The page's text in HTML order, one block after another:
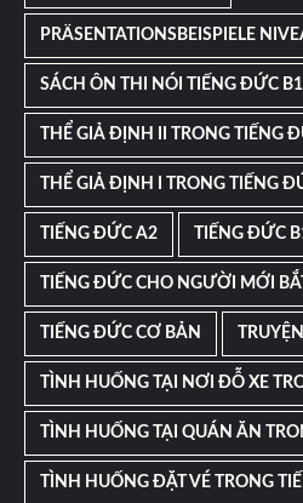
PRÄSENTATIONSBEISPIELE
SÁCH ÔN THI NÓI TIẾNG ĐỨC B1
THỂ GIẢ ĐỊNH II TRONG TIẾNG
THỂ GIẢ ĐỊNH I TRONG TIẾNG
TIẾNG ĐỨC A2 TIẾNG ĐỨC
TIẾNG ĐỨC CHO NGƯỜI MỚI
TIẾNG ĐỨC CƠ BẢN
TÌNH HUỐNG TẠI NƠI ĐỖ XE
TÌNH HUỐNG TẠI QUÁN ĂN
TÌNH HUỐNG ĐẶT VÉ TRONG